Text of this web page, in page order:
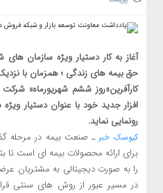
آغاز به کار دستیار ویژه سازمان
حق بیمه های زندگی ؛ همزمان با
کارآفرین«روز ششم شهریورماه» شرکت
رونمایی نماید.
کیوسک خبر ـ صنعت بیمه در مرحله
برای ارائه محصولات بیمه ای است تا
را به صورت دیجیتالی به مشتریان
در مسیر عبور از روش های سنتی